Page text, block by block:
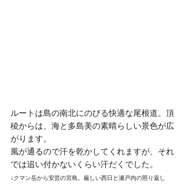
ルートは島の南北にのびる快適な尾根道。頂
稜からは、海と多島美の素晴らしい景色が広
がります。
風が通るので汗を乾かしてくれますが、それ
では追い付かないくらい汗だくでした。
↓クマン岳から安芸の宮島。厳しい西日と瀬戸内の照り返し